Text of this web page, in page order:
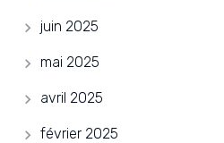
juin 2025
mai 2025
avril 2025
février 2025